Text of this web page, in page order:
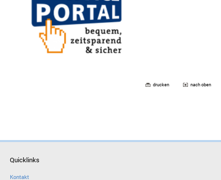
drucken nach oben
Quicklinks
Kontakt